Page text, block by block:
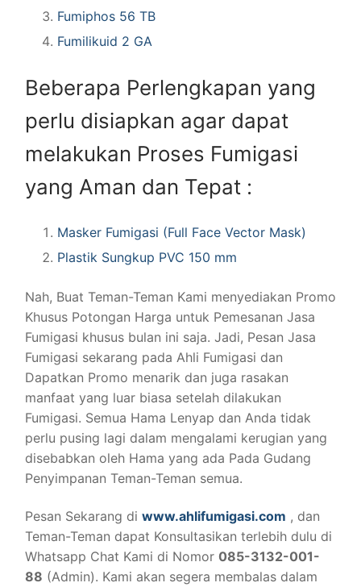
Fumiphos 56 TB
Fumilikuid 2 GA
Beberapa Perlengkapan yang
perlu disiapkan agar dapat
melakukan Proses Fumigasi
yang Aman dan Tepat :
Masker Fumigasi (Full Face Vector Mask)
Plastik Sungkup PVC 150 mm
Nah, Buat Teman-Teman Kami menyediakan Promo
Khusus Potongan Harga untuk Pemesanan Jasa
Fumigasi khusus bulan ini saja. Jadi, Pesan Jasa
Fumigasi sekarang pada Ahli Fumigasi dan
Dapatkan Promo menarik dan juga rasakan
manfaat yang luar biasa setelah dilakukan
Fumigasi. Semua Hama Lenyap dan Anda tidak
perlu pusing lagi dalam mengalami kerugian yang
disebabkan oleh Hama yang ada Pada Gudang
Penyimpanan Teman-Teman semua.
Pesan Sekarang di www.ahlifumigasi.com , dan
Teman-Teman dapat Konsultasikan terlebih dulu di
Whatsapp Chat Kami di Nomor 085-3132-001-
88 (Admin). Kami akan segera membalas dalam